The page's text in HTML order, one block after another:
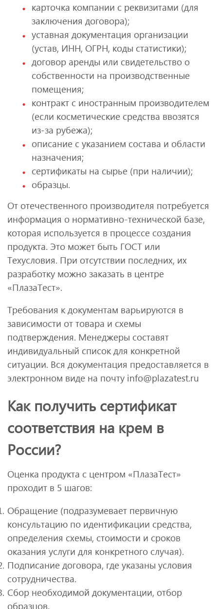
карточка компании с реквизитами (для
заключения договора);
уставная документация организации
(устав, ИНН, ОГРН, коды статистики);
договор аренды или свидетельство о
собственности на производственные
помещения;
контракт с иностранным производителем
(если косметические средства ввозятся
из-за рубежа);
описание с указанием состава и области
назначения;
сертификаты на сырье (при наличии);
образцы.
От отечественного производителя потребуется
информация о нормативно-технической базе,
которая используется в процессе создания
продукта. Это может быть ГОСТ или
Техусловия. При отсутствии последних, их
разработку можно заказать в центре
«ПлазаТест».
Требования к документам варьируются в
зависимости от товара и схемы
подтверждения. Менеджеры составят
индивидуальный список для конкретной
ситуации. Вся документация предоставляется в
электронном виде на почту info@plazatest.ru
Как получить сертификат
соответствия на крем в
России?
Оценка продукта с центром «ПлазаТест»
проходит в 5 шагов:
Обращение (подразумевает первичную
консультацию по идентификации средства,
определения схемы, стоимости и сроков
оказания услуги для конкретного случая).
Подписание договора, где указаны условия
сотрудничества.
Сбор необходимой документации, отбор
образцов.